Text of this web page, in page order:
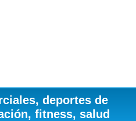
deportes de
fitness, salud